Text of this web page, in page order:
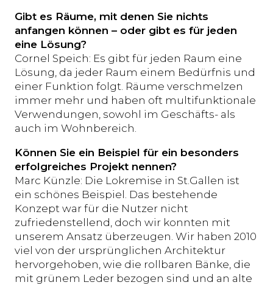
Gibt es Räume, mit denen Sie nichts
anfangen können – oder gibt es für jeden
eine Lösung?
Cornel Speich: Es gibt für jeden Raum eine
Lösung, da jeder Raum einem Bedürfnis und
einer Funktion folgt. Räume verschmelzen
immer mehr und haben oft multifunktionale
Verwendungen, sowohl im Geschäfts- als
auch im Wohnbereich.
Können Sie ein Beispiel für ein besonders
erfolgreiches Projekt nennen?
Marc Künzle: Die Lokremise in St.Gallen ist
ein schönes Beispiel. Das bestehende
Konzept war für die Nutzer nicht
zufriedenstellend, doch wir konnten mit
unserem Ansatz überzeugen. Wir haben 2010
viel von der ursprünglichen Architektur
hervorgehoben, wie die rollbaren Bänke, die
mit grünem Leder bezogen sind und an alte